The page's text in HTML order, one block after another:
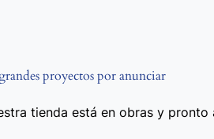
proyectos por anunciar
tienda está en obras y pronto